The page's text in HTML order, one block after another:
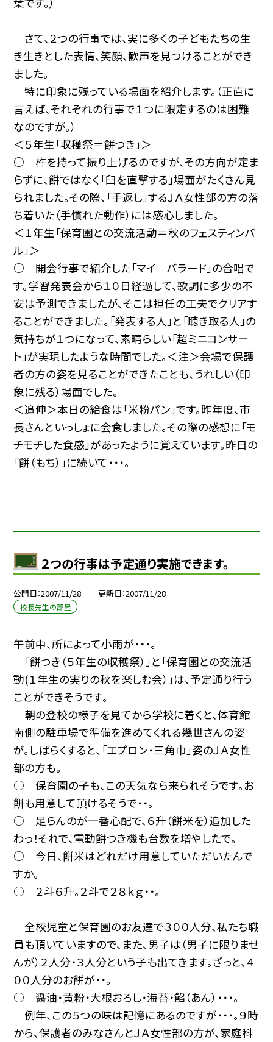
さて、２つの行事では、実に多くの子どもたちの生
き生きとした表情、笑顔、歓声を見つけることができ
ました。
特に印象に残っている場面を紹介します。（正直に
言えば、それぞれの行事で１つに限定するのは困難
なのですが。）
＜５年生「収穫祭＝餅つき」＞
○ 杵を持って振り上げるのですが、その方向が定ま
らずに、餅ではなく「臼を直撃する」場面がたくさん見
られました。その際、「手返し」するＪＡ女性部の方の落
ち着いた（手慣れた動作）には感心しました。
＜１年生「保育園との交流活動＝秋のフェスティンバ
ル」＞
○ 開会行事で紹介した「マイ バラード」の合唱で
す。学習発表会から１０日経過して、歌詞に多少の不
安は予測できましたが、そこは担任の工夫でクリアす
ることができました。「発表する人」と「聴き取る人」の
気持ちが１つになって、素晴らしい「超ミニコンサー
ト」が実現したような時間でした。＜注＞会場で保護
者の方の姿を見ることができたことも、うれしい（印
象に残る）場面でした。
＜追伸＞本日の給食は「米粉パン」です。昨年度、市
長さんといっしょに会食しました。その際の感想に「モ
チモチした食感」があったように覚えています。昨日の
「餅（もち）」に続いて・・・。
２つの行事は予定通り実施できます。
公開日 2007/11/28 更新日 2007/11/28
校長先生の部屋
午前中、所によって小雨が・・・。
「餅つき（５年生の収穫祭）」と「保育園との交流活
動(１年生の実りの秋を楽しむ会）」は、予定通り行う
ことができそうです。
朝の登校の様子を見てから学校に着くと、体育館
南側の駐車場で準備を進めてくれる幾世さんの姿
が。しばらくすると、「エプロン・三角巾」姿のＪＡ女性
部の方も。
○ 保育園の子も、この天気なら来られそうです。お
餅も用意して頂けるそうで・・。
○ 足らんのが一番心配で、６升（餅米を）追加した
わっ！それで、電動餅つき機も台数を増やしたで。
○ 今日、餅米はどれだけ用意していただいたんで
すか。
○ ２斗６升。２斗で２８ｋｇ・・。
全校児童と保育園のお友達で３００人分、私たち職
員も頂いていますので、また、男子は（男子に限りませ
んが）２人分・３人分という子も出てきます。ざっと、４
００人分のお餅が・・。
○ 醤油・黄粉・大根おろし・海苔・餡（あん）・・・。
例年、この５つの味は記憶にあるのですが・・・。９時
から、保護者のみなさんとＪＡ女性部の方が、家庭科